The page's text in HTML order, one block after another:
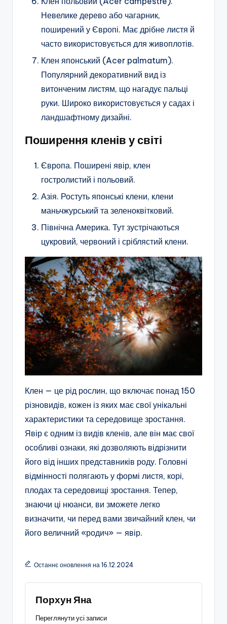
Невелике дерево або чагарник,
поширений у Європі. Має дрібне листя й
часто використовується для живоплотів.
Клен японський (Acer palmatum).
Популярний декоративний вид із
витонченим листям, що нагадує пальці
руки. Широко використовується у садах і
ландшафтному дизайні.
Поширення кленів у світі
Європа. Поширені явір, клен
гостролистий і польовий.
Азія. Ростуть японські клени, клени
маньчжурський та зеленоквітковий.
Північна Америка. Тут зустрічаються
цукровий, червоний і сріблястий клени.
Клен — це рід рослин, що включає понад 150
різновидів, кожен із яких має свої унікальні
характеристики та середовище зростання.
Явір є одним із видів кленів, але він має свої
особливі ознаки, які дозволяють відрізнити
його від інших представників роду. Головні
відмінності полягають у формі листя, корі,
плодах та середовищі зростання. Тепер,
знаючи ці нюанси, ви зможете легко
визначити, чи перед вами звичайний клен, чи
його величний «родич» — явір.
Останнє оновлення на 16.12.2024
Порхун Яна
Переглянути усі записи